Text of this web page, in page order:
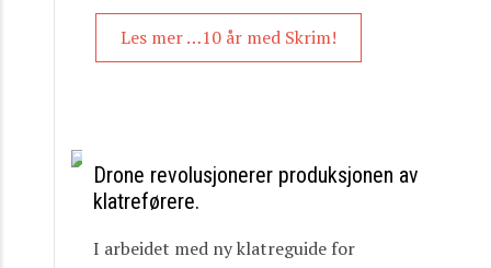
Les mer …10 år med Skrim!
Drone revolusjonerer produksjonen av
klatreførere.
I arbeidet med ny klatreguide for